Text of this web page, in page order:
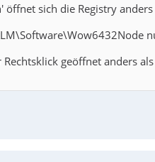
sich die Registry
geöffnet anders